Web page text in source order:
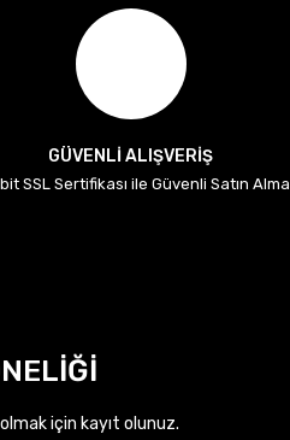
GÜVENLİ ALIŞVERİŞ
SSL Sertifikası ile Güvenli Satın Alma
için kayıt olunuz.